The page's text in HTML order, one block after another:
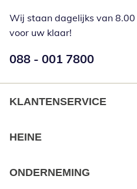
Wij staan dagelijks van
voor uw klaar!
Telefoonnummer:
088 - 001 7800
KLANTENSERVICE
HEINE
ONDERNEMING